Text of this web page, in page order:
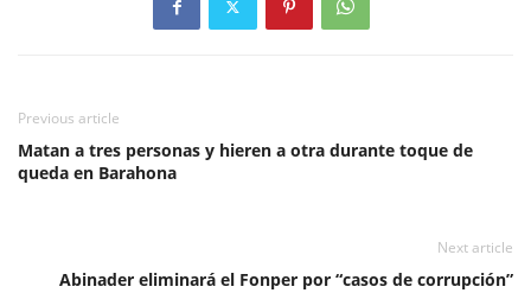
Previous article
Matan a tres personas y hieren a otra durante toque de
queda en Barahona
Next article
Abinader eliminará el Fonper por “casos de corrupción”